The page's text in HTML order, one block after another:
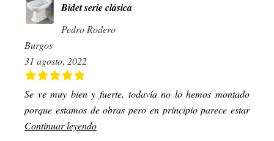
Bidet serie clásica
Pedro Rodero
Burgos
31 agosto, 2022
Se ve muy bien y fuerte, todavía no lo hemos montado
porque estamos de obras pero en principio parece estar
Continuar leyendo